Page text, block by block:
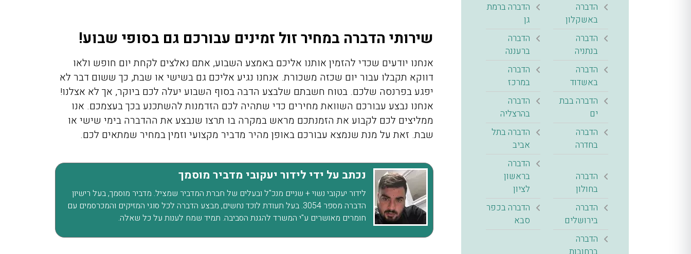
הדברה
באשקלון
הדברה ברמת
גן
הדברה
בנתניה
הדברה
ברעננה
הדברה
באשדוד
הדברה
במרכז
הדברה בבת
ים
הדברה
בהרצליה
הדברה
בחדרה
הדברה בתל
אביב
הדברה
בחולון
הדברה
בראשון
לציון
הדברה
בירושלים
הדברה בכפר
סבא
הדברה
שירותי הדברה במחיר זול זמינים עבורכם גם בסופי שבוע!
אנחנו יודעים שכדי להזמין אותנו אליכם באמצע השבוע, אתם נאלצים לקחת יום חופש ולאו
דווקא תקבלו עבור יום שכזה משכורת. אנחנו נגיע אליכם גם בשישי או שבת, כך ששום דבר לא
יפגע בפרנסה שלכם. בטוח חשבתם שלבצע הדבה בסוף השבוע יעלה לכם ביוקר, אך לא אצלנו!
אנחנו נבצע עבורכם השוואת מחירים כדי שתהיה לכם הזדמנות להשתכנע בכך בעצמכם. אנו
ממליצים לכם לקבוע את הזמנתכם מראש במקרה בו תרצו שנבצע את ההדברה בימי שישי או
שבת. זאת על מנת שנמצא עבורכם באופן מהיר מדביר מקצועי וזמין במחיר שמתאים לכם.
נכתב על ידי לידור יעקובי מדביר מוסמך
לידור יעקובי נשוי + שניים מנכ"ל ובעלים של חברת המדביר שמציל. מדביר מוסמך, בעל רישיון
הדברה מספר 3054. בעל תעודת לוכד נחשים, מבצע הדברה לכל סוגי המזיקים והמכרסמים עם
חומרים מאושרים ע"י המשרד להגנת הסביבה. תמיד שמח לענות על כל שאלה.